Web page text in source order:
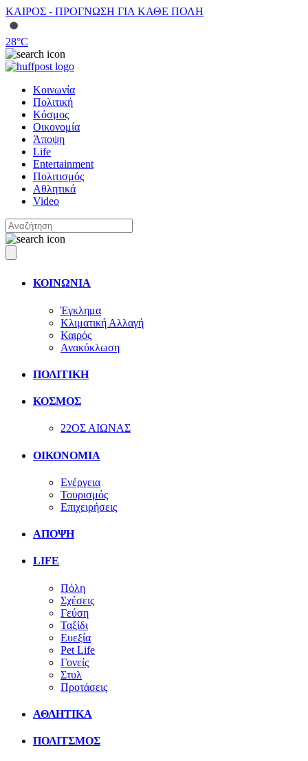
ΚΑΙΡΟΣ - ΠΡΟΓΝΩΣΗ ΓΙΑ ΚΑΘΕ ΠΟΛΗ
28°C
Κοινωνία
Πολιτική
Κόσμος
Οικονομία
Άποψη
Life
Entertainment
Πολιτισμός
Αθλητικά
Video
ΚΟΙΝΩΝΙΑ
Έγκλημα
Κλιματική Αλλαγή
Καιρός
Ανακύκλωση
ΠΟΛΙΤΙΚΗ
ΚΟΣΜΟΣ
22ΟΣ ΑΙΩΝΑΣ
ΟΙΚΟΝΟΜΙΑ
Ενέργεια
Τουρισμός
Επιχειρήσεις
ΑΠΟΨΗ
LIFE
Πόλη
Σχέσεις
Γεύση
Ταξίδι
Ευεξία
Pet Life
Γονείς
Στυλ
Προτάσεις
ΑΘΛΗΤΙΚΑ
ΠΟΛΙΤΣΜΟΣ